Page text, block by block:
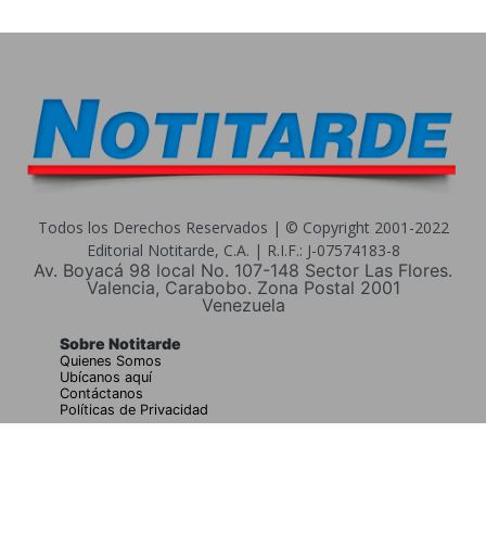
Todos los Derechos Reservados | © Copyright 2001-2022
Editorial Notitarde, C.A. | R.I.F.: J-07574183-8
Av. Boyacá 98 local No. 107-148 Sector Las Flores.
Valencia, Carabobo. Zona Postal 2001
Venezuela
Sobre Notitarde
Quienes Somos
Ubícanos aquí
Contáctanos
Políticas de Privacidad